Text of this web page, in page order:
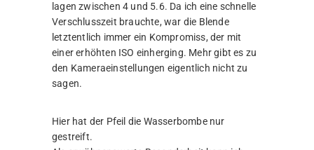
lagen zwischen 4 und 5.6. Da ich eine schnelle
Verschlusszeit brauchte, war die Blende
letztentlich immer ein Kompromiss, der mit
einer erhöhten ISO einherging. Mehr gibt es zu
den Kameraeinstellungen eigentlich nicht zu
sagen.
Hier hat der Pfeil die Wasserbombe nur
gestreift.